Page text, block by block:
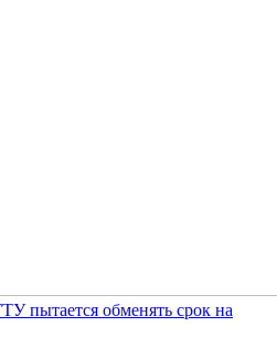
пытается обменять срок на